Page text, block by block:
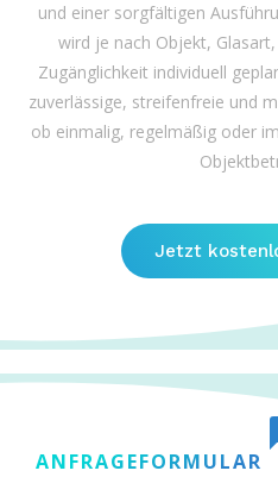
und einer sorgfältigen
wird je nach Objekt,
Zugänglichkeit individuell
zuverlässige, streifenfreie und
ob einmalig, regelmäßig oder
Jetzt
ANFRAGEFORMULAR